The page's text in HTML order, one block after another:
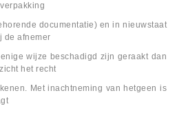
documentatie) en in nieuwstaat
de afnemer
wijze beschadigd zijn geraakt dan
het recht
Met inachtneming van hetgeen is